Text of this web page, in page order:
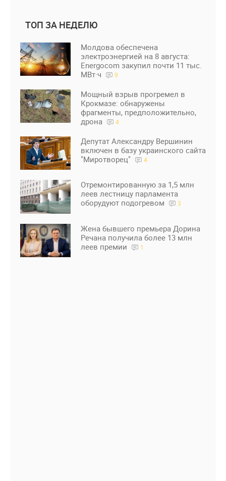
ТОП ЗА НЕДЕЛЮ
Молдова обеспечена
электроэнергией на 8 августа:
Energocom закупил почти 11 тыс.
МВт·ч
9
Мощный взрыв прогремел в
Крокмазе: обнаружены
фрагменты, предположительно,
дрона
4
Депутат Александру Вершинин
включен в базу украинского сайта
"Миротворец"
4
Отремонтированную за 1,5 млн
леев лестницу парламента
оборудуют подогревом
3
Жена бывшего премьера Дорина
Речана получила более 13 млн
леев премии
1